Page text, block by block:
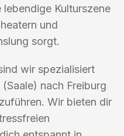
lebendige Kulturszene
und
sorgt.
wir spezialisiert
nach Freiburg
Wir bieten dir